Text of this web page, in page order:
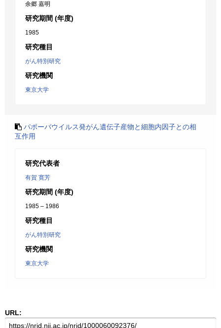
余郷 嘉明
研究期間 (年度)
1985
研究種目
がん特別研究
研究機関
東京大学
パポーバウイルス発がん遺伝子産物と細胞内因子との相
互作用
研究代表者
有賀 寛芳
研究期間 (年度)
1985 – 1986
研究種目
がん特別研究
研究機関
東京大学
URL: